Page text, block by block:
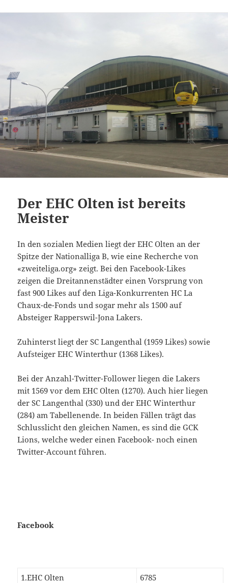
Der EHC Olten ist bereits
Meister
In den sozialen Medien liegt der EHC Olten an der
Spitze der Nationalliga B, wie eine Recherche von
«zweiteliga.org» zeigt. Bei den Facebook-Likes
zeigen die Dreitannenstädter einen Vorsprung von
fast 900 Likes auf den Liga-Konkurrenten HC La
Chaux-de-Fonds und sogar mehr als 1500 auf
Absteiger Rapperswil-Jona Lakers.
Zuhinterst liegt der SC Langenthal (1959 Likes) sowie
Aufsteiger EHC Winterthur (1368 Likes).
Bei der Anzahl-Twitter-Follower liegen die Lakers
mit 1569 vor dem EHC Olten (1270). Auch hier liegen
der SC Langenthal (330) und der EHC Winterthur
(284) am Tabellenende. In beiden Fällen trägt das
Schlusslicht den gleichen Namen, es sind die GCK
Lions, welche weder einen Facebook- noch einen
Twitter-Account führen.
Facebook
1.EHC Olten
6785